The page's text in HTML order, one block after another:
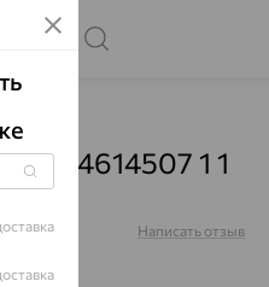
4614507 1 1
Написать отзыв